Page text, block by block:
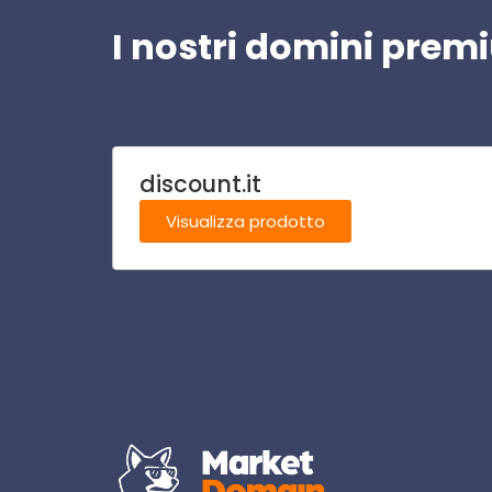
I nostri domini
discount.it
Visualizza prodotto